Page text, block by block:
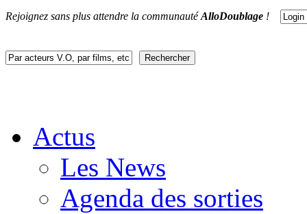
Rejoignez sans plus attendre la communautéAlloDoublage !
Actus
Les News
Agenda des sorties